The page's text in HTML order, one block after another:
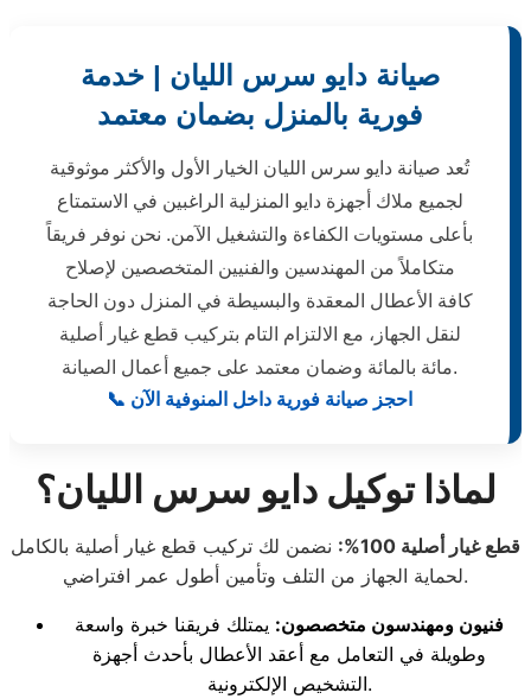
صيانة دايو سرس الليان | خدمة
فورية بالمنزل بضمان معتمد
تُعد صيانة دايو سرس الليان الخيار الأول والأكثر موثوقية
لجميع ملاك أجهزة دايو المنزلية الراغبين في الاستمتاع
بأعلى مستويات الكفاءة والتشغيل الآمن. نحن نوفر فريقاً
متكاملاً من المهندسين والفنيين المتخصصين لإصلاح
كافة الأعطال المعقدة والبسيطة في المنزل دون الحاجة
لنقل الجهاز، مع الالتزام التام بتركيب قطع غيار أصلية
مائة بالمائة وضمان معتمد على جميع أعمال الصيانة.
📞 احجز صيانة فورية داخل المنوفية الآن
لماذا توكيل دايو سرس الليان؟
قطع غيار أصلية 100%:
نضمن لك تركيب قطع غيار أصلية بالكامل
لحماية الجهاز من التلف وتأمين أطول عمر افتراضي.
فنيون ومهندسون متخصصون: يمتلك فريقنا خبرة واسعة
وطويلة في التعامل مع أعقد الأعطال بأحدث أجهزة
التشخيص الإلكترونية.